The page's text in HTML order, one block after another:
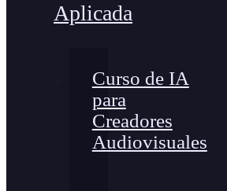
Aplicada
Curso de IA
para
Creadores
Audiovisuales